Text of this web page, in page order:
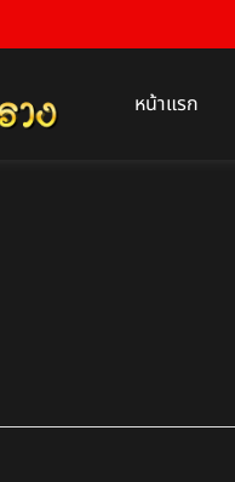
หน้าแรก